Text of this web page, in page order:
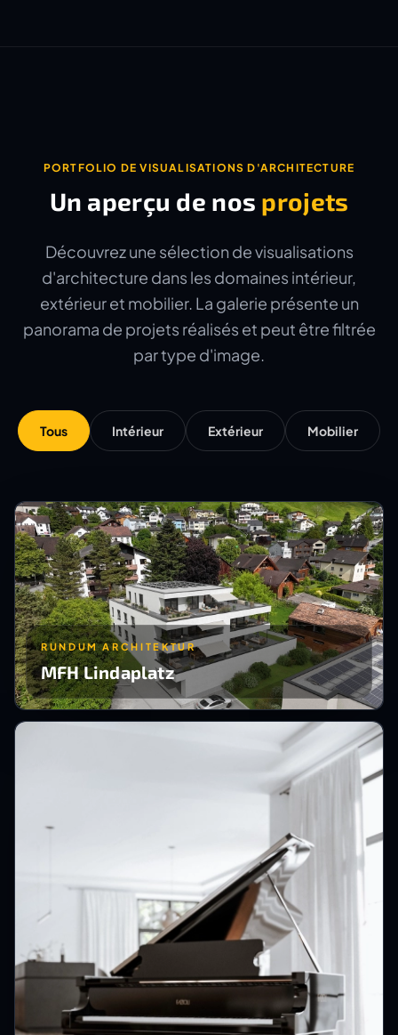
PORTFOLIO DE VISUALISATIONS D'ARCHITECTURE
Un aperçu de nos projets
Découvrez une sélection de visualisations
d'architecture dans les domaines intérieur,
extérieur et mobilier. La galerie présente un
panorama de projets réalisés et peut être filtrée
par type d'image.
Tous Intérieur Extérieur Mobilier
RUNDUM ARCHITEKTUR
MFH Lindaplatz